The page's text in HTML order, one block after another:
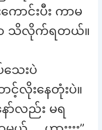
ာင်းပီး ကာမ
သိလိုက်ရတယ်။
သေးပဲ
ာင့်လိုးနေတုံးပဲ။
ာ်လည်း မရ